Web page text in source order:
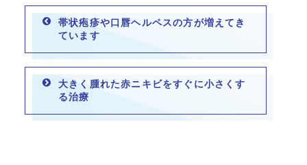
帯状疱疹や口唇ヘルペスの方が増えてき
ています
大きく腫れた赤ニキビをすぐに小さくす
る治療